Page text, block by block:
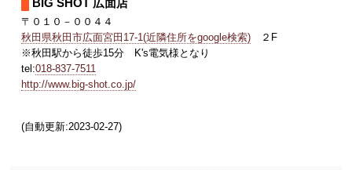
BIG SHOT 広面店
〒０１０－００４４
秋田県秋田市広面宮田17-1(近隣住所をgoogle検索)２F
※秋田駅から徒歩15分 K's電気様となり
tel:018-837-7511
http://www.big-shot.co.jp/
(自動更新:2023-02-27)